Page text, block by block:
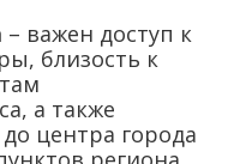
– важен доступ к
близость к
а также
центра города